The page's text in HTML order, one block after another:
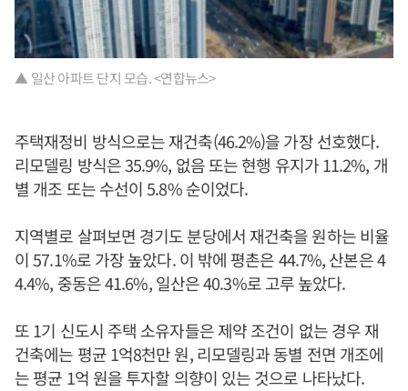
▲ 일산 아파트 단지 모습. <연합뉴스>
주택재정비 방식으로는 재건축(46.2%)을 가장 선호했다.
리모델링 방식은 35.9%, 없음 또는 현행 유지가 11.2%, 개
별 개조 또는 수선이 5.8% 순이었다.
지역별로 살펴보면 경기도 분당에서 재건축을 원하는 비율
이 57.1%로 가장 높았다. 이 밖에 평촌은 44.7%, 산본은 4
4.4%, 중동은 41.6%, 일산은 40.3%로 고루 높았다.
또 1기 신도시 주택 소유자들은 제약 조건이 없는 경우 재
건축에는 평균 1억8천만 원, 리모델링과 동별 전면 개조에
는 평균 1억 원을 투자할 의향이 있는 것으로 나타났다.